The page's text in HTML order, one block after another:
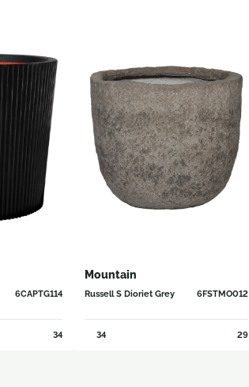
6CAPTG114
34
Mountain
Russell S Dioriet Grey 6FSTMO012
34 29